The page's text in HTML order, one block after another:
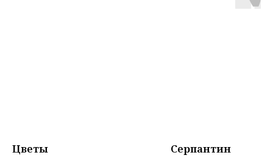
Цветы Серпантин